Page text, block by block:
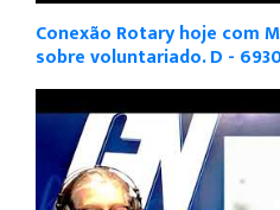
Conexão Rotary hoje com
sobre voluntariado. D -